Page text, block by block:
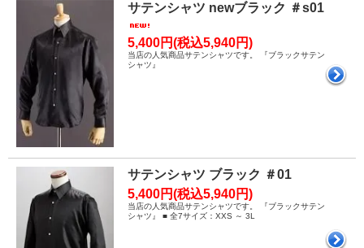
サテンシャツ newブラック ＃s01
5,400円(税込5,940円)
当店の人気商品サテンシャツです。 『ブラックサテン
シャツ』
サテンシャツ ブラック ＃01
5,400円(税込5,940円)
当店の人気商品サテンシャツです。 『ブラックサテン
シャツ』 ■ 全7サイズ：XXS ～ 3L